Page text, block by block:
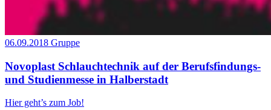
06.09.2018 Gruppe
Novoplast Schlauchtechnik auf der Berufsfindungs-
und Studienmesse in Halberstadt
Hier geht’s zum Job!